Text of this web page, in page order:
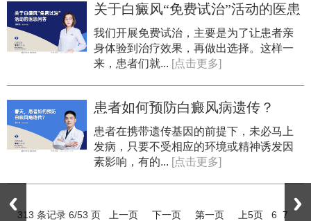
关于白癜风“免费试治”活动的医患
问答
我们开展免费试治，主要是为了让患者亲
身体验到治疗效果，再做出选择。这样一
来，患者们就... [点击更多]
患者如何预防白癜风病遗传？
患者在携带遗传基因的前提下，未必马上
发病，只要不受相应的环境或精神诱发因
素影响，有的... [点击更多]
313 条记录 6/53 页 上一页 下一页 第一页 上5页 6 7